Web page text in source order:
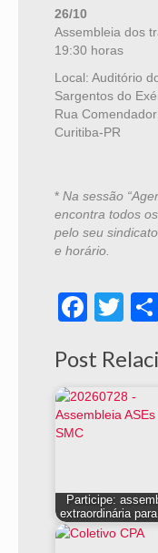
26/10
Assembleia dos
19:30 horas
Local: Auditório
Sargentos do
Rua
Curitiba-PR
* Na sessão
encontra todos
pelo seu
e horário.
Post
Participe:
extraordinária